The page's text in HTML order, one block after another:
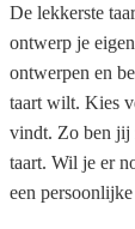
De lekkerste
ontwerp je
ontwerpen en
taart wilt. Kies
vindt. Zo ben jij
taart. Wil je er
een